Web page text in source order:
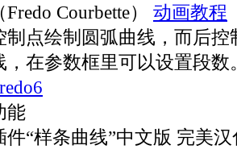
（Fredo Courbette）
动画教程
制点绘制圆弧曲线，而后控
，在参数框里可以设置段数
能
件“样条曲线”中文版 完美